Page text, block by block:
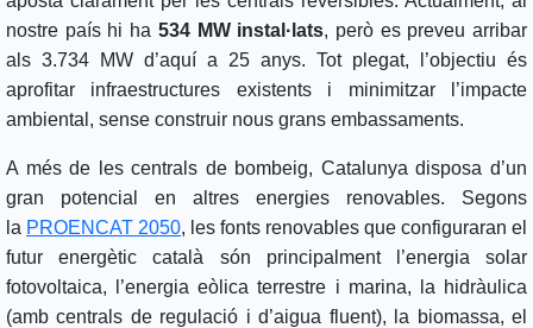
nostre país hi ha 534 MW instal·lats, però es preveu arribar
als 3.734 MW d’aquí a 25 anys. Tot plegat, l’objectiu és
aprofitar infraestructures existents i minimitzar l’impacte
ambiental, sense construir nous grans embassaments.
A més de les centrals de bombeig, Catalunya disposa d’un
gran potencial en altres energies renovables. Segons
la PROENCAT 2050, les fonts renovables que configuraran el
futur energètic català són principalment l’energia solar
fotovoltaica, l’energia eòlica terrestre i marina, la hidràulica
(amb centrals de regulació i d’aigua fluent), la biomassa, el